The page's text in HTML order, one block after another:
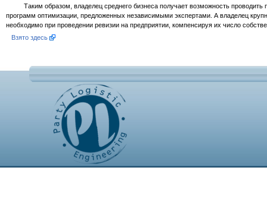
Таким образом, владелец среднего бизнеса получает возможность проводить
программ оптимизации, предложенных независимыми экспертами. А владелец
необходимо при проведении ревизии на предприятии, компенсируя их число
Взято здесь